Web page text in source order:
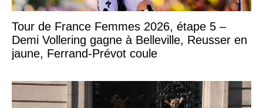
Tour de France Femmes 2026, étape 5 –
Demi Vollering gagne à Belleville, Reusser en
jaune, Ferrand-Prévot coule